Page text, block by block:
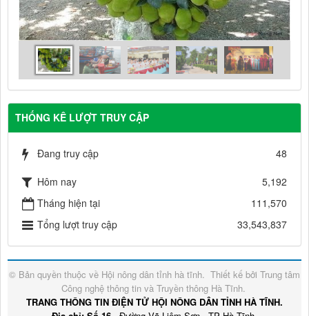
THỐNG KÊ LƯỢT TRUY CẬP
Đang truy cập 48
Hôm nay
5,192
Tháng hiện tại
111,570
Tổng lượt truy cập
33,543,837
© Bản quyền thuộc về Hội nông dân tỉnh hà tĩnh. Thiết kế bởi Trung tâm
Công nghệ thông tin và Truyền thông Hà Tĩnh.
TRANG THÔNG TIN ĐIỆN TỬ HỘI NÔNG DÂN TỈNH HÀ TĨNH.